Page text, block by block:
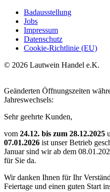
Badausstellung
Jobs
Impressum
Datenschutz
Cookie-Richtlinie (EU)
© 2026 Lautwein Handel e.K.
Geänderten Öffnungszeiten
Jahreswechsels:
Sehr geehrte Kunden,
vom 24.12. bis zum 28.12.2025
07.01.2026 ist unser Betrieb
Januar sind wir ab dem
für Sie da.
Wir danken Ihnen für Ihr
Feiertage und einen guten Start